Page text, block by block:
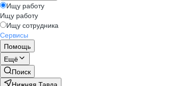
Ищу работу
Ищу работу
Ищу сотрудника
Сервисы
Помощь
Ещё
Поиск
Нижняя Тавда